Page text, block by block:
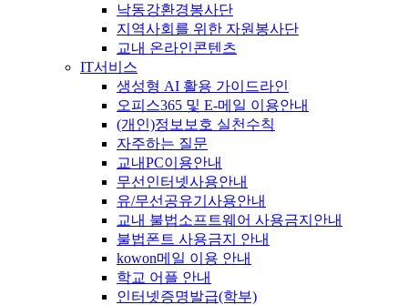
낙동강환경봉사단
지역사회를 위한 자원봉사단
교내 온라인콘텐츠
IT서비스
생성형 AI 활용 가이드라인
오피스365 및 E-메일 이용안내
(개인)정보보호 실천수칙
자주하는 질문
교내PC이용안내
무선인터넷사용안내
유/무선공유기사용안내
교내 불법소프트웨어 사용금지안내
불법폰트 사용금지 안내
kowon메일 이용 안내
학교 어플 안내
인터넷증명발급(학부)